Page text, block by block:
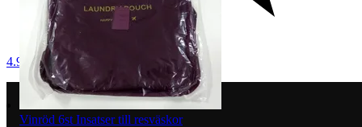
4.9
Vinröd 6st Insatser till resväskor